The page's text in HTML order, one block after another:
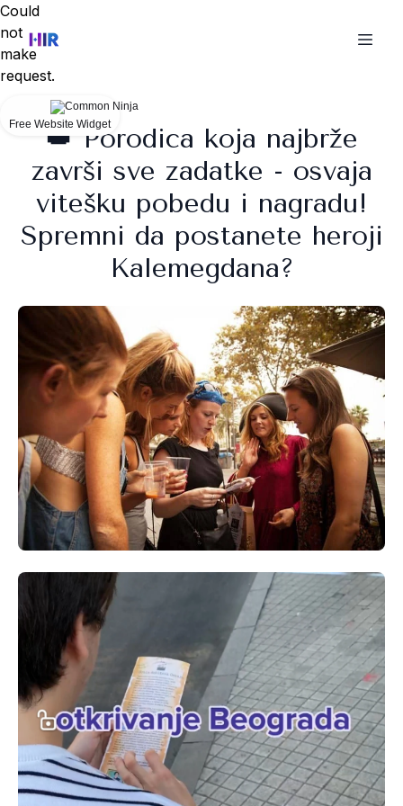
👑 Porodica koja najbrže
završi sve zadatke - osvaja
vitešku pobedu i nagradu!
Spremni da postanete heroji
Kalemegdana?
Could
not
make
request.
Free Website Widget